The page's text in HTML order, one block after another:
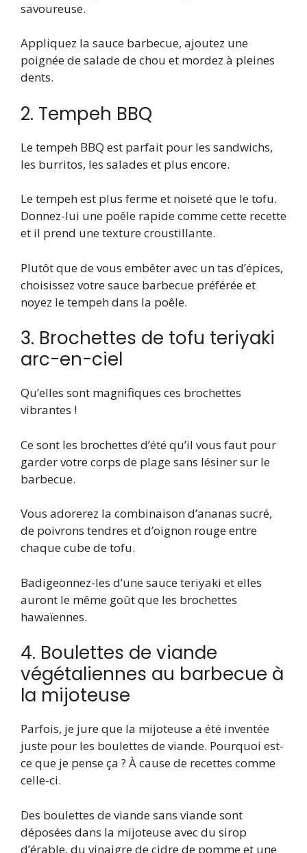
savoureuse.
Appliquez la sauce barbecue, ajoutez une
poignée de salade de chou et mordez à pleines
dents.
2. Tempeh BBQ
Le tempeh BBQ est parfait pour les sandwichs,
les burritos, les salades et plus encore.
Le tempeh est plus ferme et noiseté que le tofu.
Donnez-lui une poêle rapide comme cette recette
et il prend une texture croustillante.
Plutôt que de vous embêter avec un tas d’épices,
choisissez votre sauce barbecue préférée et
noyez le tempeh dans la poêle.
3. Brochettes de tofu teriyaki
arc-en-ciel
Qu’elles sont magnifiques ces brochettes
vibrantes !
Ce sont les brochettes d’été qu’il vous faut pour
garder votre corps de plage sans lésiner sur le
barbecue.
Vous adorerez la combinaison d’ananas sucré,
de poivrons tendres et d’oignon rouge entre
chaque cube de tofu.
Badigeonnez-les d’une sauce teriyaki et elles
auront le même goût que les brochettes
hawaïennes.
4. Boulettes de viande
végétaliennes au barbecue à
la mijoteuse
Parfois, je jure que la mijoteuse a été inventée
juste pour les boulettes de viande. Pourquoi est-
ce que je pense ça ? À cause de recettes comme
celle-ci.
Des boulettes de viande sans viande sont
déposées dans la mijoteuse avec du sirop
d’érable, du vinaigre de cidre de pomme et une